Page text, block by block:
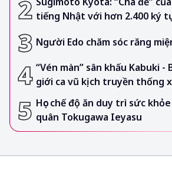
tiếng Nhật với hơn 2.400 ký
Người Edo chăm sóc răng
“Vén màn” sân khấu Kabuki
giới ca vũ kịch truyền thống
Học chế độ ăn duy trì sức
quân Tokugawa Ieyasu